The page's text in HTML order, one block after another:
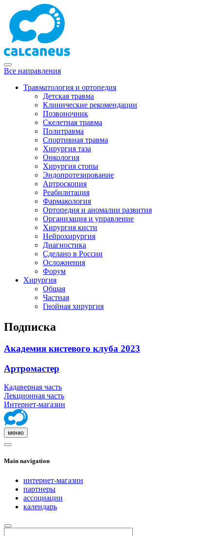
Все направления
Травматология и ортопедия
Детская травма
Клинические рекомендации
Позвоночник
Скелетная травма
Политравма
Спортивная травма
Хирургия таза
Онкология
Хирургия стопы
Эндопротезирование
Артроскопия
Реабилитация
Фармакология
Ортопедия и аномалии развития
Организация и управление
Хирургия кисти
Нейрохирургия
Диагностика
Сделано в России
Осложнения
Форум
Хирургия
Общая
Частная
Гнойная хирургия
Подписка
Академия кистевого клуба 2023
Артромастер
Кадаверная часть
Лекционная часть
Интернет-магазин
меню
Main navigation
интернет-магазин
партнеры
ассоциации
календарь